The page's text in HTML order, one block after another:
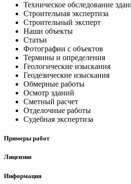
Техническое обследование
Строительная экспертиза
Строительный эксперт
Наши объекты
Статьи
Фотографии с объектов
Термины и определения
Геологические изыскания
Геодезические изыскания
Обмерные работы
Осмотр зданий
Сметный расчет
Отделочные работы
Судебная экспертиза
Примеры работ
Лицензии
Информация